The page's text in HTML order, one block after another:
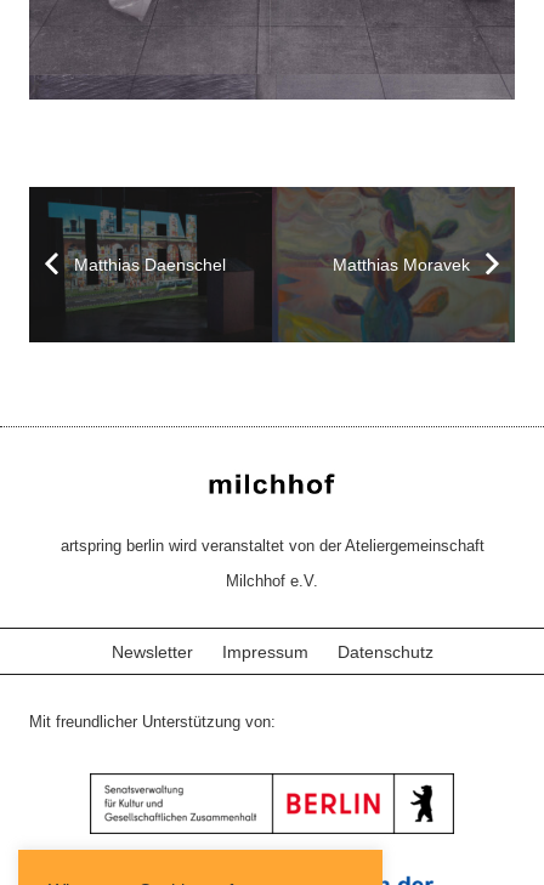
Matthias Daenschel Matthias Moravek
artspring berlin wird veranstaltet von der Ateliergemeinschaft
Milchhof e.V.
Newsletter Impressum Datenschutz
Mit freundlicher Unterstützung von: